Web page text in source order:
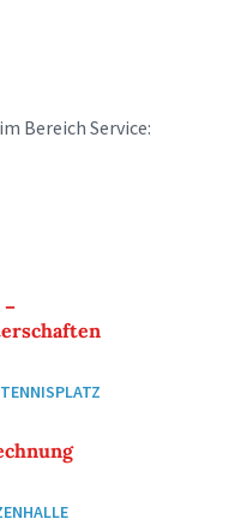
Bereich Service:
–
TENNISPLATZ